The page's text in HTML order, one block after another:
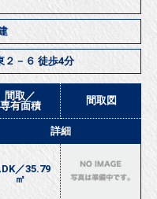
２－６ 徒歩4分
間取／
専有面積
間取図
詳細
／35.79
㎡